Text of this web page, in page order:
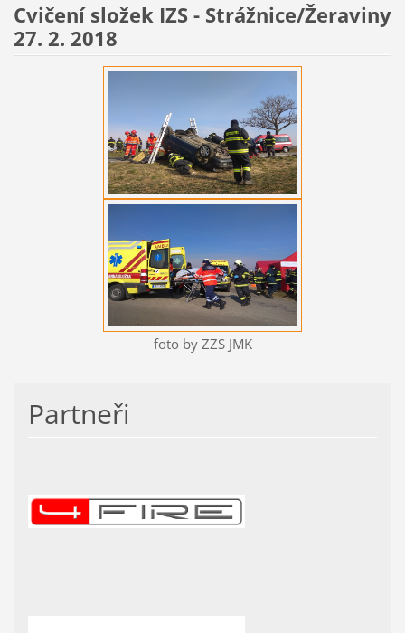
Cvičení složek IZS - Strážnice/Žeraviny
27. 2. 2018
foto by ZZS JMK
Partneři